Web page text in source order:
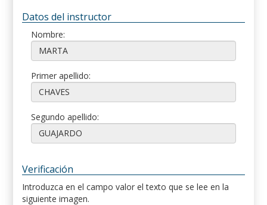
Datos del instructor
Nombre:
Primer apellido:
Segundo apellido:
Verificación
Introduzca en el campo valor el texto que se lee en la
siguiente imagen.